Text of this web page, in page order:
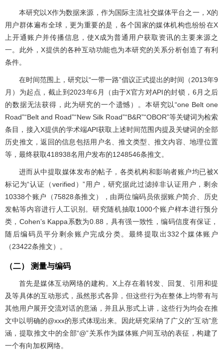
本研究以X作为数据来源，作为国际主流社交媒体平台之一，X的
用户群体遍布全球，更为重要的是，各个国家的媒体机构也纷纷在X
上开通账户并传播信息，使X成为普通用户获取资讯的主要来源之
一。此外，X提供的各种互动功能也为本研究的关系分析创造了有利
条件。
在时间范围上，研究以“一带一路”倡议正式提出的时间（2013年9
月）为起点，截止到2023年6月（由于X官方对API的封锁，6月之后
的数据无法获得，此为研究的一个遗憾）。本研究以“one Belt one
Road”“Belt and Road”“New Silk Road”“B&R”“OBOR”等关键词为检索
条目，接入X提供的学术端API获取上述时间范围内提及关键词的全部
历史推文，返回的信息包括用户名、推文类型、推文内容、地理位置
等，最终获取418938名用户发布的1248546条推文。
进而从中提取媒体发布的帖子，各类机构和影响者账户均已被X
标记为“认证（verified）”用户，研究据此过滤掉非认证用户，剩余
10338个账户（75828条推文），由两位编码员依据账户简介、历史
发帖等内容进行人工识别。研究随机抽取1000个账户样本进行预分
类，Cohen’s Kappa系数为0.88，具有强一致性，编码信度有保证，
随后编码员平分剩余账户完成分类。最终提取出332个媒体账户
（23422条推文）。
（二） 测量与编码
首先是媒体互动网络的建构。X上存在着转发、回复、引用和提
及等具体的互动形式，虽然形式各异，但这些行为在整体上均带有与
其他用户展开交流对话的意涵，并且从形式上讲，这些行为均会在推
文中以明确的@xxx的形式体现出来。因此研究采纳了广义的“互动”意
涵，提取推文中的全部“@”关系作为媒体账户间互动的表征，构建了
一个有向加权网络。